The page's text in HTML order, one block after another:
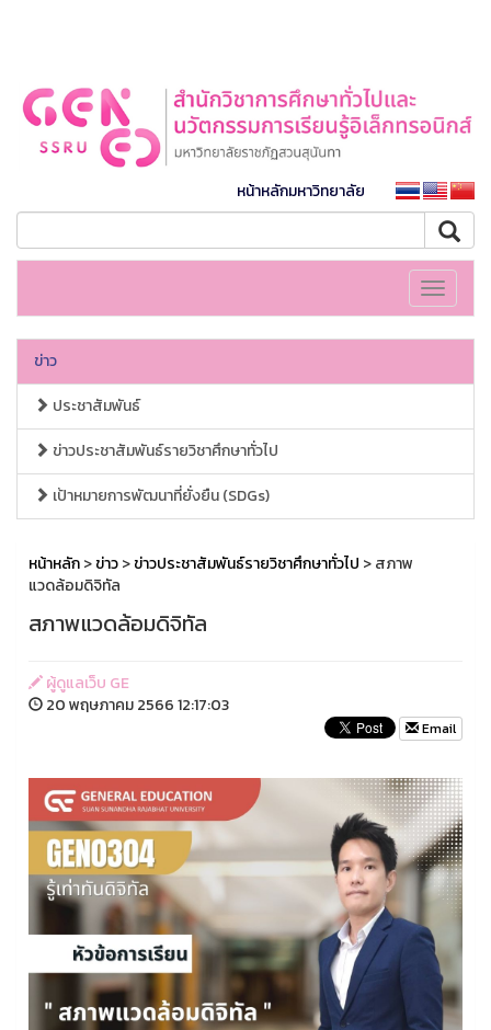
หน้าหลักมหาวิทยาลัย
Toggle
ข่าว
ประชาสัมพันธ์
ข่าวประชาสัมพันธ์รายวิชาศึกษาทั่วไป
เป้าหมายการพัฒนาที่ยั่งยืน (SDGs)
หน้าหลัก>ข่าว>ข่าวประชาสัมพันธ์รายวิชาศึกษาทั่วไป > สภาพ
แวดล้อมดิจิทัล
สภาพแวดล้อมดิจิทัล
ผู้ดูแลเว็บ GE
20 พฤษภาคม 2566 12:17:03
Email